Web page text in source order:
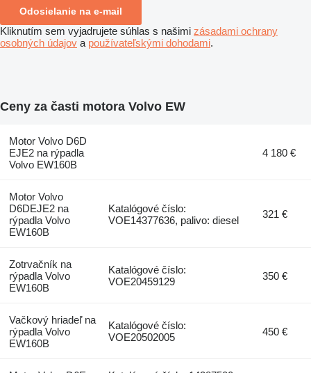
Odosielanie na e-mail
Kliknutím sem vyjadrujete súhlas s našimi zásadami ochrany
osobných údajov a používateľskými dohodami.
Ceny za časti motora Volvo EW
Motor Volvo D6D
EJE2 na rýpadla
Volvo EW160B
4 180 €
Motor Volvo
D6DEJE2 na
rýpadla Volvo
EW160B
Katalógové číslo:
VOE14377636, palivo: diesel
321 €
Zotrvačník na
rýpadla Volvo
EW160B
Katalógové číslo:
VOE20459129
350 €
Vačkový hriadeľ na
rýpadla Volvo
EW160B
Katalógové číslo:
VOE20502005
450 €